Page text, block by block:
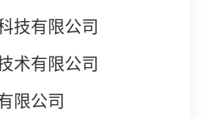
技有限公司
术有限公司
限公司